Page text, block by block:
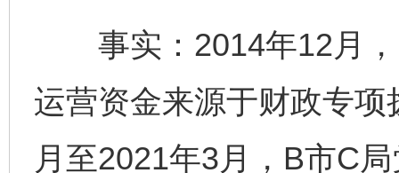
事实：2014年12月，
运营资金来源于财政专
月至2021年3月，B市C